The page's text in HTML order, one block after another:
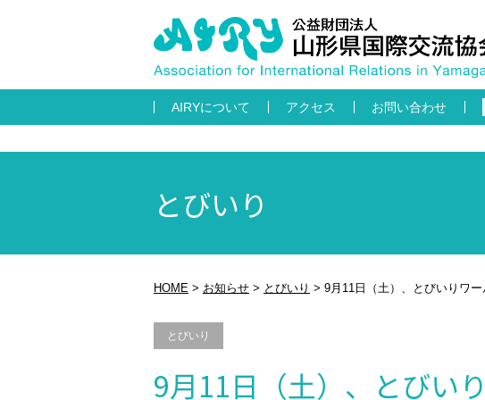
AIRYについて アクセス お問い合わせ
とびいり
HOME > お知らせ > とびいり > 9月11日（土）、とびいりワ
とびいり
9月11日（土）、とびい